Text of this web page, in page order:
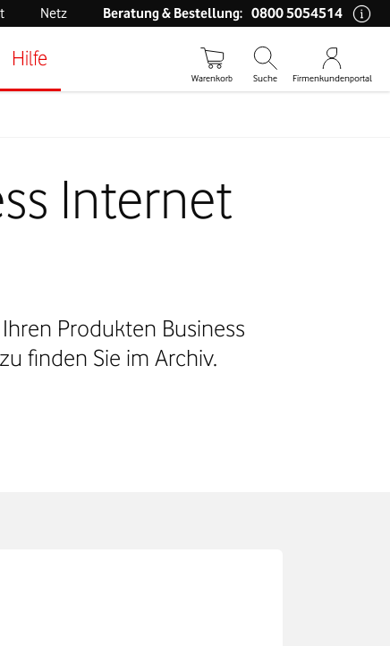
Hilfe
Warenkorb Suche Firmenkundenportal
Netz Beratung & Bestellung: 0800 5054514
Internet
Produkten Business
finden Sie im Archiv.